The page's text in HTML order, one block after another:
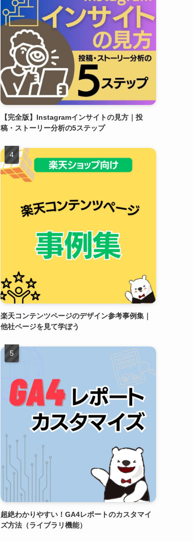
【完全版】Instagramインサイトの見方｜投
稿・ストーリー分析の5ステップ
楽天コンテンツページのデザイン参考事例集｜
他社ページを見て学ぼう
超絶わかりやすい！GA4レポートのカスタマイ
ズ方法（ライブラリ機能）